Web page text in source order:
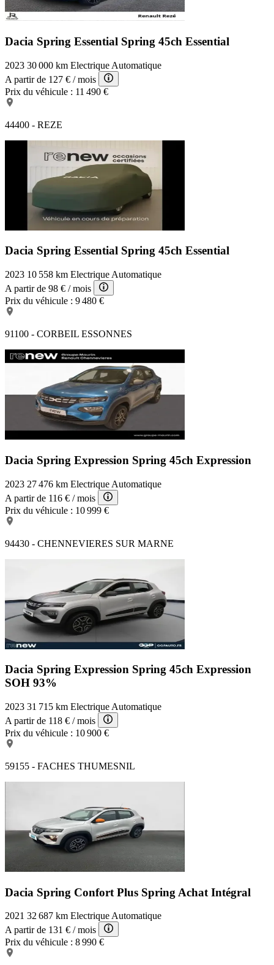
Dacia Spring Essential Spring 45ch Essential
2023 30 000 km Electrique Automatique
A partir de 127 € / mois
Prix du véhicule : 11 490 €
44400 - REZE
Dacia Spring Essential Spring 45ch Essential
2023 10 558 km Electrique Automatique
A partir de 98 € / mois
Prix du véhicule : 9 480 €
91100 - CORBEIL ESSONNES
Dacia Spring Expression Spring 45ch Expression
2023 27 476 km Electrique Automatique
A partir de 116 € / mois
Prix du véhicule : 10 999 €
94430 - CHENNEVIERES SUR MARNE
Dacia Spring Expression Spring 45ch Expression
SOH 93%
2023 31 715 km Electrique Automatique
A partir de 118 € / mois
Prix du véhicule : 10 900 €
59155 - FACHES THUMESNIL
Dacia Spring Confort Plus Spring Achat Intégral
2021 32 687 km Electrique Automatique
A partir de 131 € / mois
Prix du véhicule : 8 990 €